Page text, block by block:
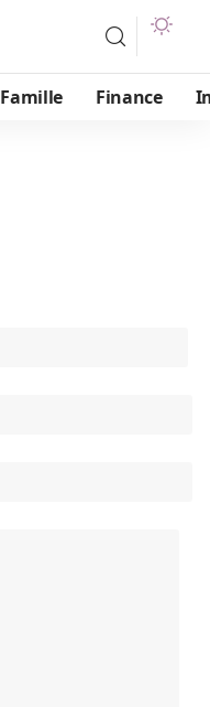
Famille Finance